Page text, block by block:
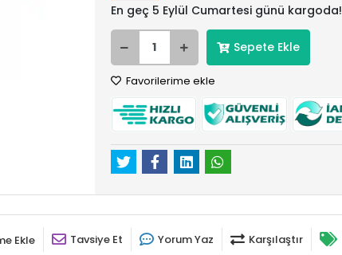
En geç 5 Eylül Cumartesi günü kargoda!
Sepete Ekle
Favorilerime ekle
Ekle Tavsiye Et Yorum Yaz Karşılaştır